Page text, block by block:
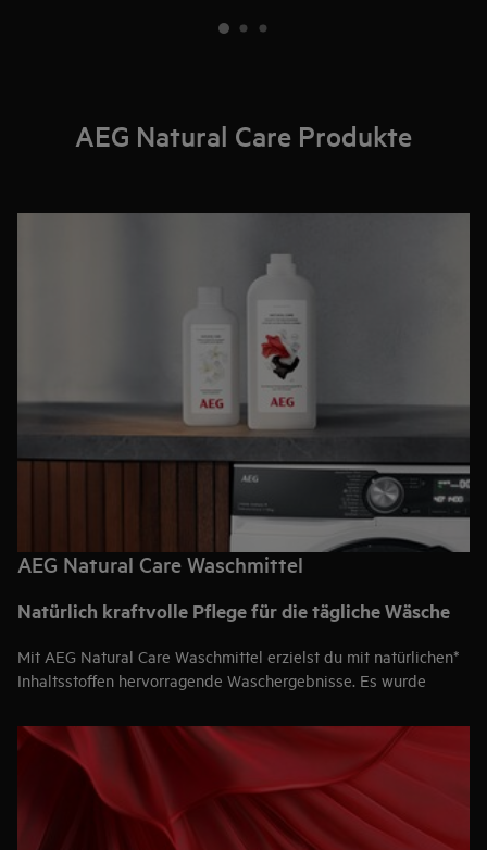
AEG Natural Care Produkte
AEG Natural Care Waschmittel
Natürlich kraftvolle Pflege für die tägliche Wäsche
Mit AEG Natural Care Waschmittel erzielst du mit natürlichen*
Inhaltsstoffen hervorragende Waschergebnisse. Es wurde
Waschmaschine zu maximieren, sodass du selbst bei 30 °C
hervorragende Ergebnisse erzielst.
100 % pflanzliche Formel
96 % natürliche Inhaltsstoffe
Geeignet für die meisten gängigen Textilien, wie z. B. T-